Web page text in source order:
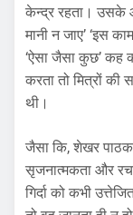
केन्द्र रहता। उसके
मानी न जाए’ ‘इस
‘ऐसा जैसा कुछ’ कह
करता तो मित्रों की
थी।
जैसा कि, शेखर पाठक
सृजनात्मकता और
गिर्दा को कभी